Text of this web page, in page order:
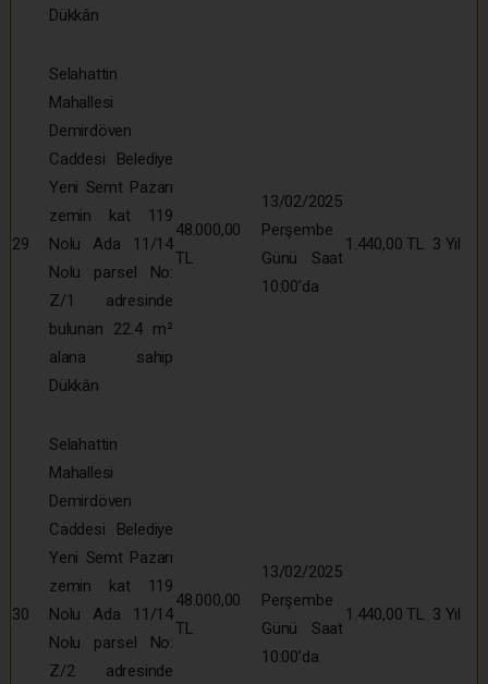
Dükkân
29
Selahattin
Mahallesi
Demirdöven
Caddesi Belediye
Yeni Semt Pazarı
zemin kat 119
Nolu Ada 11/14
Nolu parsel No:
Z/1 adresinde
bulunan 22.4 m²
alana sahip
Dükkân
48.000,00
TL
13/02/2025
Perşembe
Günü Saat
10:00’da
1.440,00 TL 3 Yıl
30
Selahattin
Mahallesi
Demirdöven
Caddesi Belediye
Yeni Semt Pazarı
zemin kat 119
Nolu Ada 11/14
Nolu parsel No:
Z/2 adresinde
48.000,00
TL
13/02/2025
Perşembe
Günü Saat
10:00’da
1.440,00 TL 3 Yıl